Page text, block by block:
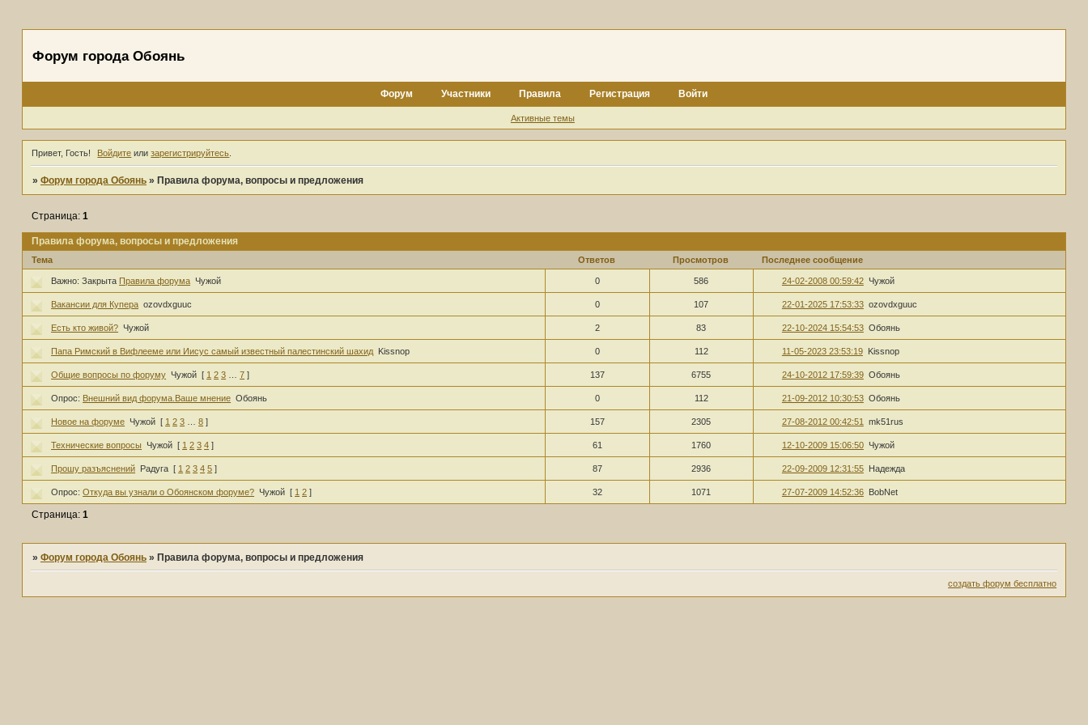
Форум города Обоянь
Форум Участники Правила Регистрация Войти
Активные темы
Привет, Гость! Войдите илизарегистрируйтесь
» Форум города Обоянь » Правила форума, вопросы и предложения
Правила форума, вопросы и предложения
Страница: 1
Тема Ответов Просмотров Последнее сообщение
Важно: Закрыта Правила форума Чужой 0 586 24-02-2008 00:59:42 Чужой
Вакансии для Купера ozovdxguuc 0 107 22-01-2025 17:53:33 ozovdxguuc
Есть кто живой? Чужой 2 83 22-10-2024 15:54:53 Обоянь
Папа Римский в Вифлееме или Иисус самый известный палестинский шахид Kissnop 0 112 11-05-2023 23:53:19 Kissnop
Общие вопросы по форуму Чужой [ 1 2 3 7 ] 137 6755 24-10-2012 17:59:39 Обоянь
Опрос: Внешний вид форума.Ваше мнение Обоянь 0 112 21-09-2012 10:30:53 Обоянь
Новое на форуме Чужой [ 1 2 3 8 ] 157 2305 27-08-2012 00:42:51 mk51rus
Технические вопросы Чужой [ 1 2 3 4 ] 61 1760 12-10-2009 15:06:50 Чужой
Прошу разъяснений Радуга [ 1 2 3 4 5 ] 87 2936 22-09-2009 12:31:55 Надежда
Опрос: Откуда вы узнали о Обоянском форуме? Чужой [ 1 2 ] 32 1071 27-07-2009 14:52:36 BobNet
Страница: 1
» Форум города Обоянь » Правила форума, вопросы и предложения
создать форум бесплатно